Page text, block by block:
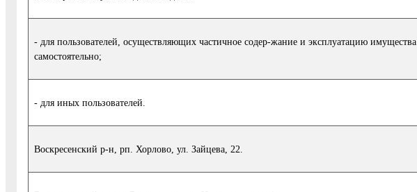
- для пользователей, осуществляющих частичное содер-жание и эксплуатацию имущества
самостоятельно;
- для иных пользователей.
Воскресенский р-н, рп. Хорлово, ул. Зайцева, 22.